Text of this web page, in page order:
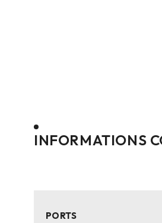
INFORMATIONS
PORTS